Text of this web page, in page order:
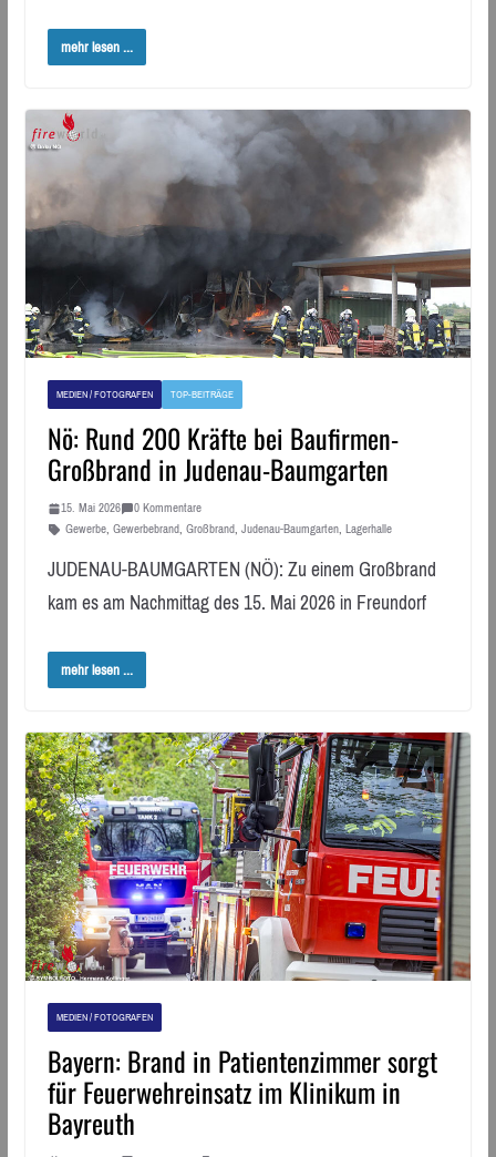
mehr lesen ...
MEDIEN / FOTOGRAFEN TOP-BEITRÄGE
Nö: Rund 200 Kräfte bei Baufirmen-
Großbrand in Judenau-Baumgarten
15. Mai 2026
0 Kommentare
Gewerbe, Gewerbebrand, Großbrand, Judenau-Baumgarten, Lagerhalle
JUDENAU-BAUMGARTEN (NÖ): Zu einem Großbrand
kam es am Nachmittag des 15. Mai 2026 in Freundorf
mehr lesen ...
MEDIEN / FOTOGRAFEN
Bayern: Brand in Patientenzimmer sorgt
für Feuerwehreinsatz im Klinikum in
Bayreuth